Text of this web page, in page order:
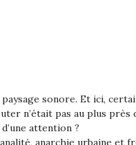
sonore. Et ici,
n’était pas au plus près
attention ?
anarchie urbaine et